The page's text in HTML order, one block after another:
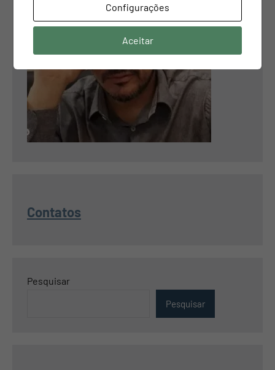
Contatos
Pesquisar
Pesquisar
Configurações
Aceitar